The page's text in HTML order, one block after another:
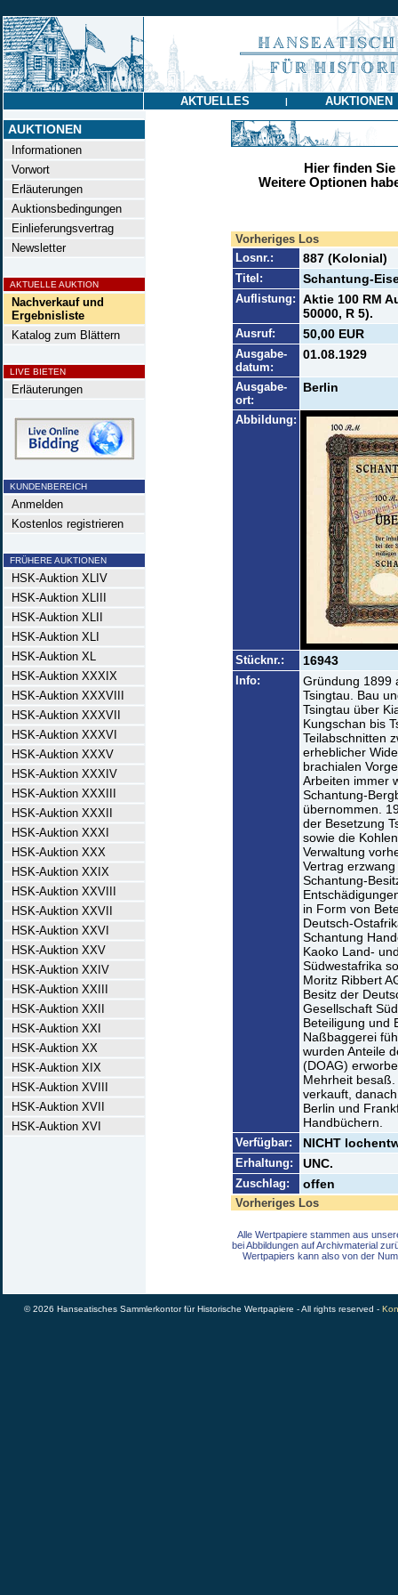
AKTUELLES | AUKTIONEN
AUKTIONEN
Informationen
Vorwort
Erläuterungen
Auktionsbedingungen
Einlieferungsvertrag
Newsletter
AKTUELLE AUKTION
Nachverkauf und
Ergebnisliste
Katalog zum Blättern
LIVE BIETEN
Erläuterungen
KUNDENBEREICH
Anmelden
Kostenlos registrieren
FRÜHERE AUKTIONEN
HSK-Auktion XLIV
HSK-Auktion XLIII
HSK-Auktion XLII
HSK-Auktion XLI
HSK-Auktion XL
HSK-Auktion XXXIX
HSK-Auktion XXXVIII
HSK-Auktion XXXVII
HSK-Auktion XXXVI
HSK-Auktion XXXV
HSK-Auktion XXXIV
HSK-Auktion XXXIII
HSK-Auktion XXXII
HSK-Auktion XXXI
HSK-Auktion XXX
HSK-Auktion XXIX
HSK-Auktion XXVIII
HSK-Auktion XXVII
HSK-Auktion XXVI
HSK-Auktion XXV
HSK-Auktion XXIV
HSK-Auktion XXIII
HSK-Auktion XXII
HSK-Auktion XXI
HSK-Auktion XX
HSK-Auktion XIX
HSK-Auktion XVIII
HSK-Auktion XVII
HSK-Auktion XVI
Hier finden
Weitere Optionen
Vorheriges Los
Losnr.:
887 (Kolonial)
Titel: Schantung-
Auflistung: Aktie 100 RM
50000, R 5).
Ausruf: 50,00 EUR
Ausgabe-
datum:
01.08.1929
Ausgabe-
ort:
Berlin
Abbildung:
Stücknr.: 16943
Info:
Gründung 1899
Tsingtau. Bau
Tsingtau über
Kungschan bis
Teilabschnitten
erheblicher
brachialen
Arbeiten immer
Schantung-
übernommen.
der Besetzung
sowie die
Verwaltung
Vertrag
Schantung-
in Form von
Deutsch-
Schantung
Kaoko Land-
Südwestafrika
Moritz Ribbert
Besitz der
Gesellschaft
Beteiligung und
Naßbaggerei
wurden Anteile
(DOAG)
Mehrheit
verkauft,
Berlin und
Handbüchern.
Verfügbar: NICHT
Erhaltung: UNC.
Zuschlag: offen
Vorheriges Los
Alle Wertpapiere stammen aus
bei Abbildungen auf Archivmaterial
Wertpapiers kann also von der
© 2026 Hanseatisches Sammlerkontor für Historische Wertpapiere - All rights reserved -